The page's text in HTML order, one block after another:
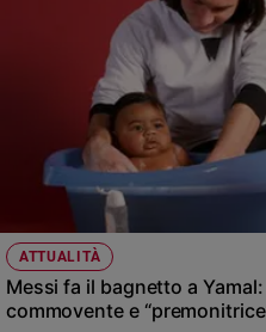
Sport
Papa
Papa
Chiesa
ATTUALITÀ
Messi fa il bagnetto a
commovente e